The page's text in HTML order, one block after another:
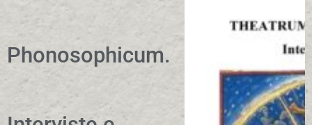
Phonosophicum.